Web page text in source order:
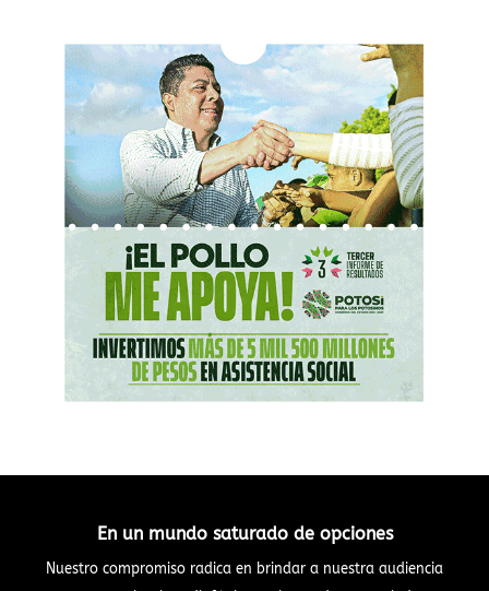
En un mundo saturado de opciones
Nuestro compromiso radica en brindar a nuestra audiencia